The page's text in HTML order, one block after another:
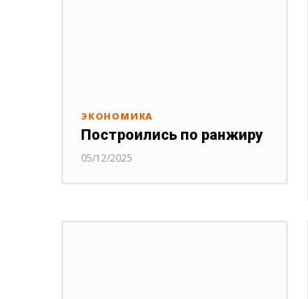
ЭКОНОМИКА
Построились по ранжиру
05/12/2025